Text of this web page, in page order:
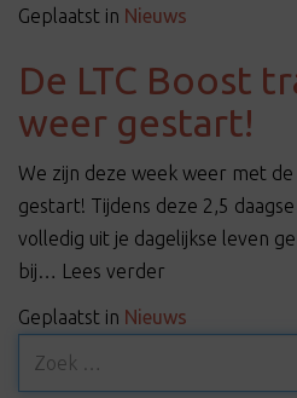
Geplaatst in Nieuws
De LTC Boost
weer gestart!
We zijn deze week weer met
gestart! Tijdens deze 2,5
volledig uit je dagelijkse leven
bij… Lees verder
Geplaatst in Nieuws